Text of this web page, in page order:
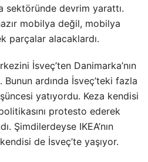
sektöründe devrim yarattı.
mobilya değil, mobilya
parçalar alacaklardı.
İsveç’ten Danimarka’nın
Bunun ardında İsveç’teki fazla
yatıyordu. Keza kendisi
protesto ederek
Şimdilerdeyse IKEA’nın
de İsveç’te yaşıyor.